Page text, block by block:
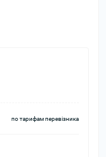
по тарифам перевізника